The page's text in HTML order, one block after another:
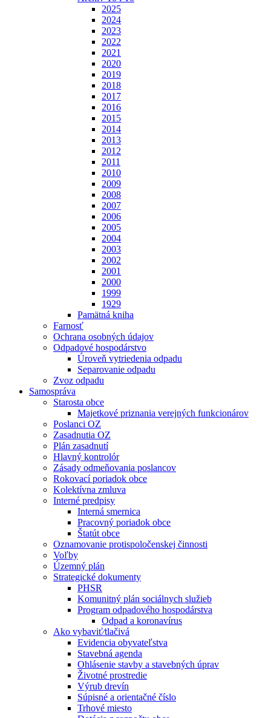
2025
2024
2023
2022
2021
2020
2019
2018
2017
2016
2015
2014
2013
2012
2011
2010
2009
2008
2007
2006
2005
2004
2003
2002
2001
2000
1999
1929
Pamätná kniha
Farnosť
Ochrana osobných údajov
Odpadové hospodárstvo
Úroveň vytriedenia odpadu
Separovanie odpadu
Zvoz odpadu
Samospráva
Starosta obce
Majetkové priznania verejných funkcionárov
Poslanci OZ
Zasadnutia OZ
Plán zasadnutí
Hlavný kontrolór
Zásady odmeňovania poslancov
Rokovací poriadok obce
Kolektívna zmluva
Interné predpisy
Interná smernica
Pracovný poriadok obce
Štatút obce
Oznamovanie protispoločenskej činnosti
Voľby
Územný plán
Strategické dokumenty
PHSR
Komunitný plán sociálnych služieb
Program odpadového hospodárstva
Odpad a koronavírus
Ako vybaviť⁄tlačivá
Evidencia obyvateľstva
Stavebná agenda
Ohlásenie stavby a stavebných úprav
Životné prostredie
Výrub drevín
Súpisné a orientačné číslo
Trhové miesto